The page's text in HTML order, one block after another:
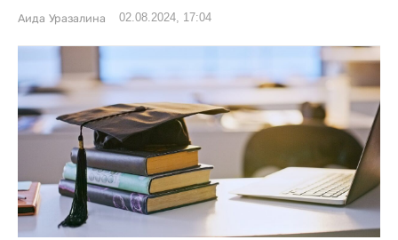
Аида Уразалина 02.08.2024, 17:04